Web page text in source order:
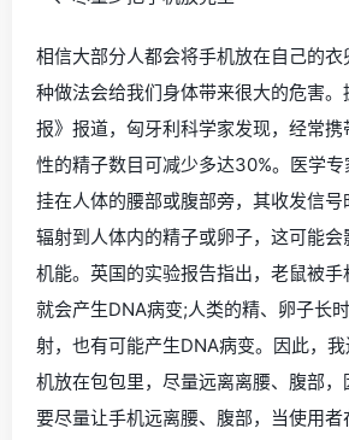
相信大部分人都会将手机放在自己的
种做法会给我们身体带来很大的危害
报》报道，匈牙利科学家发现，经常
性的精子数目可减少多达30%。医学
挂在人体的腰部或腹部旁，其收发信
辐射到人体内的精子或卵子，这可能
机能。英国的实验报告指出，老鼠被手
就会产生DNA病变;人类的精、卵子长
射，也有可能产生DNA病变。因此，
机放在包包里，尽量远离离腰、腹部
要尽量让手机远离腰、腹部，当使用